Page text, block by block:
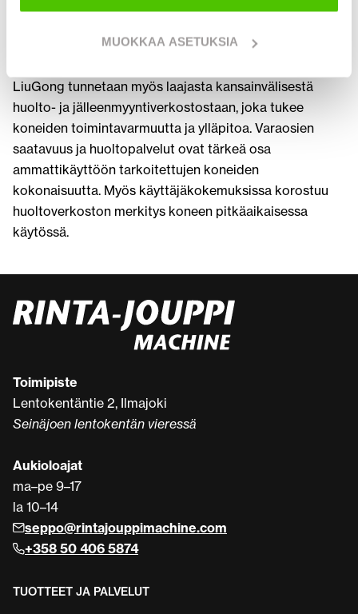
MUOKKAA ASETUKSIA
ja miellyttävää myös pitkien työpäivien aikana. Tarkka
erilaisissa työtehtävissä ja vaihtelevissa olosuhteissa.
LiuGong tunnetaan myös laajasta kansainvälisestä
huolto- ja jälleenmyyntiverkostostaan, joka tukee
koneiden toimintavarmuutta ja ylläpitoa. Varaosien
saatavuus ja huoltopalvelut ovat tärkeä osa
ammattikäyttöön tarkoitettujen koneiden
kokonaisuutta. Myös käyttäjäkokemuksissa korostuu
huoltoverkoston merkitys koneen pitkäaikaisessa
käytössä.
Toimipiste
Lentokentäntie 2, Ilmajoki
Seinäjoen lentokentän vieressä
Aukioloajat
ma–pe 9–17
la 10–14
seppo@rintajouppimachine.com
+358 50 406 5874
TUOTTEET JA PALVELUT